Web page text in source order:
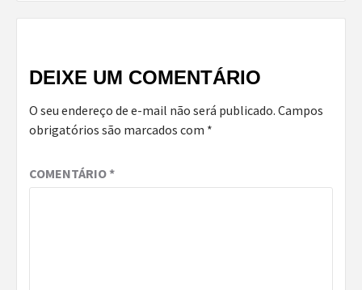
DEIXE UM COMENTÁRIO
O seu endereço de e-mail não será publicado. Campos
obrigatórios são marcados com *
COMENTÁRIO*